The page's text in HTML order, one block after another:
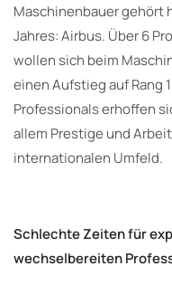
Maschinenbauer gehört
Jahres: Airbus. Über 6
wollen sich beim
einen Aufstieg auf Rang
Professionals erhoffen
allem Prestige und
internationalen Umfeld.
Schlechte Zeiten für
wechselbereiten